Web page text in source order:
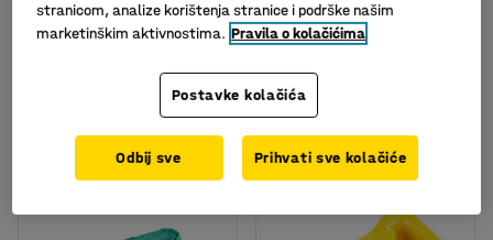
Filtri
2 proizvoda
stranicom, analize korištenja stranice i podrške našim
marketinškim aktivnostima. Pravila o kolačićima
Postavke kolačića
Odbij sve Prihvati sve kolačiće